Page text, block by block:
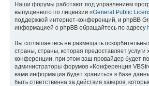
Наши форумы работают под управлением
выпущенного по лицензии «General Public
поддержкой интернет-конференций, и phpBB
информацией о phpBB обращайтесь по адресу
Вы соглашаетесь не размещать
страны, страны, которая предоставляет
конференции, при этом ваш провайдер будет
администраторы форумов «Конференция
вами информация будет храниться в базе
быть ответственна за действия хакеров,